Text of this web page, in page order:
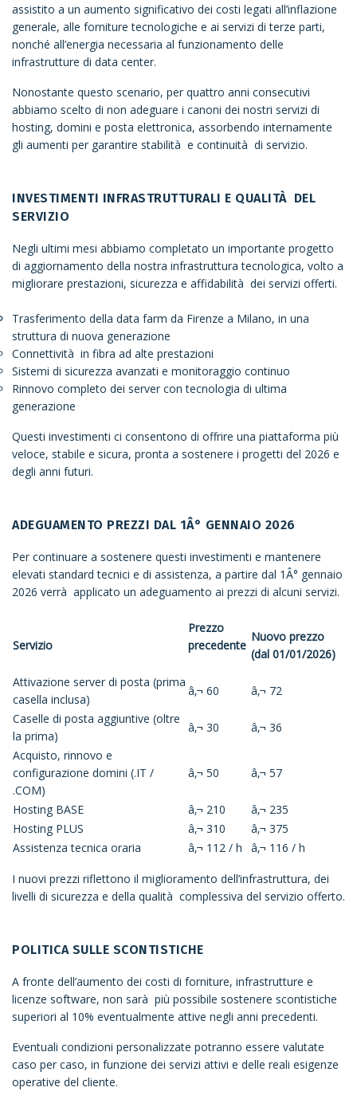
assistito a un aumento significativo dei costi legati all’inflazione
generale, alle forniture tecnologiche e ai servizi di terze parti,
nonché all’energia necessaria al funzionamento delle
infrastrutture di data center.
Nonostante questo scenario, per quattro anni consecutivi
abbiamo scelto di non adeguare i canoni dei nostri servizi di
hosting, domini e posta elettronica, assorbendo internamente
gli aumenti per garantire stabilità e continuità di servizio.
INVESTIMENTI INFRASTRUTTURALI E QUALITÀ DEL
SERVIZIO
Negli ultimi mesi abbiamo completato un importante progetto
di aggiornamento della nostra infrastruttura tecnologica, volto a
migliorare prestazioni, sicurezza e affidabilità dei servizi offerti.
Trasferimento della data farm da Firenze a Milano, in una
struttura di nuova generazione
Connettività in fibra ad alte prestazioni
Sistemi di sicurezza avanzati e monitoraggio continuo
Rinnovo completo dei server con tecnologia di ultima
generazione
Questi investimenti ci consentono di offrire una piattaforma più
veloce, stabile e sicura, pronta a sostenere i progetti del 2026 e
degli anni futuri.
ADEGUAMENTO PREZZI DAL 1Â° GENNAIO 2026
Per continuare a sostenere questi investimenti e mantenere
elevati standard tecnici e di assistenza, a partire dal 1Â° gennaio
2026 verrà applicato un adeguamento ai prezzi di alcuni servizi.
Servizio
Prezzo
precedente
Nuovo prezzo
(dal 01/01/2026)
Attivazione server di posta (prima
casella inclusa)
â‚¬ 60
â‚¬ 72
Caselle di posta aggiuntive (oltre
la prima)
â‚¬ 30
â‚¬ 36
Acquisto, rinnovo e
configurazione domini (.IT /
.COM)
â‚¬ 50 â‚¬ 57
Hosting BASE â‚¬ 210
â‚¬ 235
Hosting PLUS
â‚¬ 310
â‚¬ 375
Assistenza tecnica oraria
â‚¬ 112 / h â‚¬ 116 / h
I nuovi prezzi riflettono il miglioramento dell’infrastruttura, dei
livelli di sicurezza e della qualità complessiva del servizio offerto.
POLITICA SULLE SCONTISTICHE
A fronte dell’aumento dei costi di forniture, infrastrutture e
licenze software, non sarà più possibile sostenere scontistiche
superiori al 10% eventualmente attive negli anni precedenti.
Eventuali condizioni personalizzate potranno essere valutate
caso per caso, in funzione dei servizi attivi e delle reali esigenze
operative del cliente.